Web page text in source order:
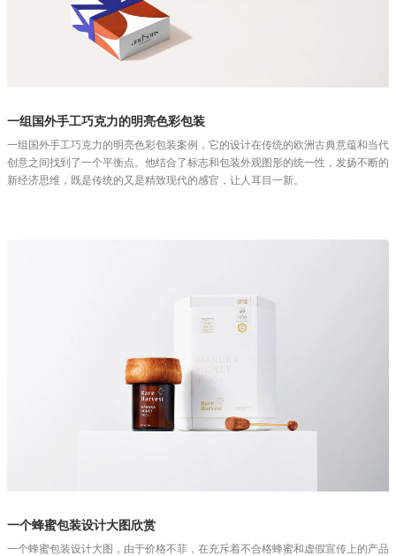
一组国外手工巧克力的明亮色彩包装
一组国外手工巧克力的明亮色彩包装案例，它的设计在传统的欧洲古典意蕴和当代
创意之间找到了一个平衡点。他结合了标志和包装外观图形的统一性，发扬不断的
新经济思维，既是传统的又是精致现代的感官，让人耳目一新。
一个蜂蜜包装设计大图欣赏
一个蜂蜜包装设计大图，由于价格不菲，在充斥着不合格蜂蜜和虚假宣传上的产品